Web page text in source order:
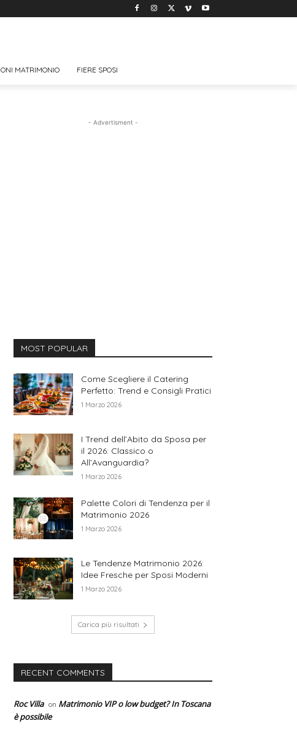
MATRIMONIO FIERE SPOSI
- Advertisment -
MOST POPULAR
Come Scegliere il Catering
Perfetto: Trend e Consigli Pratici
1 Marzo 2026
I Trend dell’Abito da Sposa per
il 2026: Classico o
All’Avanguardia?
1 Marzo 2026
Palette Colori di Tendenza per il
Matrimonio 2026
1 Marzo 2026
Le Tendenze Matrimonio 2026:
Idee Fresche per Sposi Moderni
1 Marzo 2026
Carica più risultati
RECENT COMMENTS
Roc Villa on Matrimonio VIP o low budget? In Toscana
è possibile